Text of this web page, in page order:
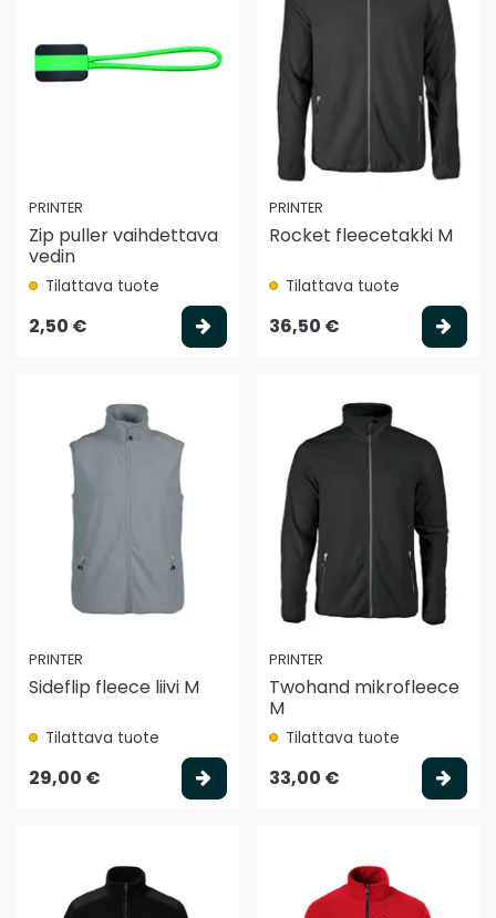
PRINTER
Zip puller vaihdettava
vedin
Tilattava tuote
2,50 € Valitse vaihtoehto
PRINTER
Rocket fleecetakki M
Tilattava tuote
36,50 €
PRINTER
Sideflip fleece liivi M
Tilattava tuote
29,00 € Valitse vaihtoehto
PRINTER
Twohand mikrofleece
M
Tilattava tuote
33,00 €